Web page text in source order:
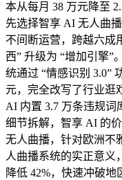
本从每月 38 万元降至
先选择智享 AI 无人曲
不间断运营，跨越六成
西” 升级为 “增加引擎”
统通过 “情感识别 3.0”
元，完全改写了行业逛
AI 内置 3.7 万条违规词
细节拆解，智享 AI 的
无人曲播，针对欧洲不
人曲播系统的实正意义
降低 42%，快速冲破